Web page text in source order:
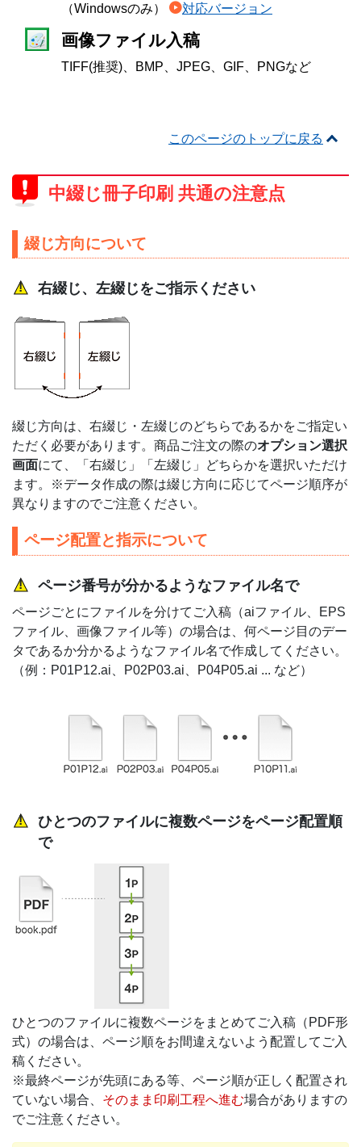
（Windowsのみ） 対応バージョン
画像ファイル入稿
TIFF(推奨)、BMP、JPEG、GIF、PNGなど
このページのトップに戻る
中綴じ冊子印刷 共通の注意点
綴じ方向について
右綴じ、左綴じをご指示ください
綴じ方向は、右綴じ・左綴じのどちらであるかをご指定い
ただく必要があります。商品ご注文の際のオプション選択
画面にて、「右綴じ」「左綴じ」どちらかを選択いただけ
ます。※データ作成の際は綴じ方向に応じてページ順序が
異なりますのでご注意ください。
ページ配置と指示について
ページ番号が分かるようなファイル名で
ページごとにファイルを分けてご入稿（aiファイル、EPS
ファイル、画像ファイル等）の場合は、何ページ目のデー
タであるか分かるようなファイル名で作成してください。
（例：P01P12.ai、P02P03.ai、P04P05.ai ... など）
ひとつのファイルに複数ページをページ配置順
で
ひとつのファイルに複数ページをまとめてご入稿（PDF形
式）の場合は、ページ順をお間違えないよう配置してご入
稿ください。
※最終ページが先頭にある等、ページ順が正しく配置され
ていない場合、 そのまま印刷工程へ進む場合がありますの
でご注意ください。